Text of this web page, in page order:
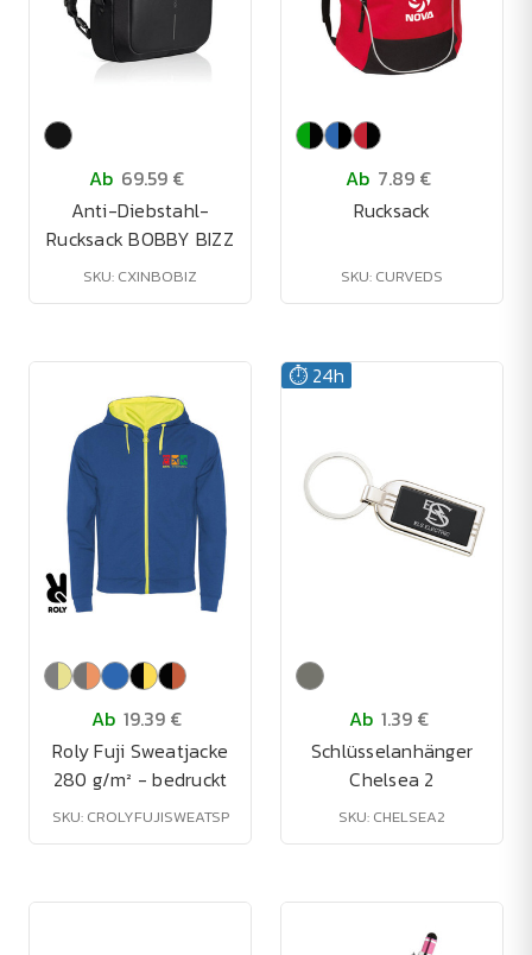
Ab 69.59 €
Anti-Diebstahl-
Rucksack BOBBY BIZZ
SKU: CXINBOBIZ
Ab 7.89 €
Rucksack
SKU: CURVEDS
Ab 19.39 €
Roly Fuji Sweatjacke
280 g/m² - bedruckt
SKU: CROLYFUJISWEATSP
⏱️ 24h
Ab 1.39 €
Schlüsselanhänger
Chelsea 2
SKU: CHELSEA2